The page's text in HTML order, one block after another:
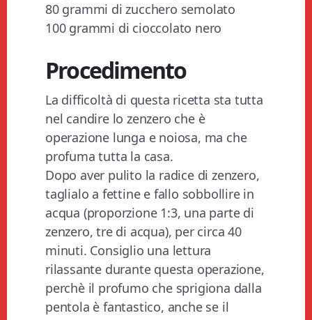
80 grammi di zucchero semolato
100 grammi di cioccolato nero
Procedimento
La difficoltà di questa ricetta sta tutta
nel candire lo zenzero che è
operazione lunga e noiosa, ma che
profuma tutta la casa.
Dopo aver pulito la radice di zenzero,
taglialo a fettine e fallo sobbollire in
acqua (proporzione 1:3, una parte di
zenzero, tre di acqua), per circa 40
minuti. Consiglio una lettura
rilassante durante questa operazione,
perchè il profumo che sprigiona dalla
pentola è fantastico, anche se il